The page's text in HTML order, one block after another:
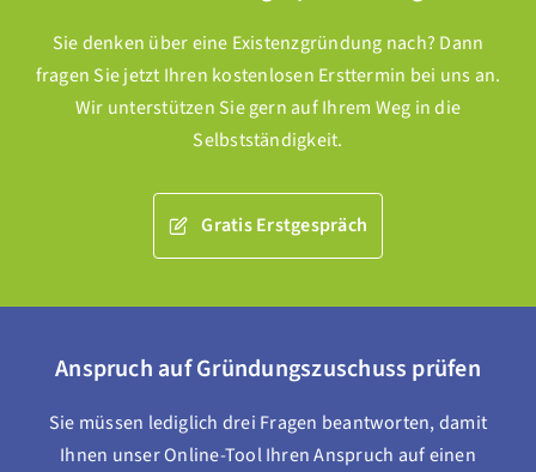
Sie denken über eine Existenzgründung nach? Dann
fragen Sie jetzt Ihren kostenlosen Ersttermin bei uns an.
Wir unterstützen Sie gern auf Ihrem Weg in die
Selbstständigkeit.
Gratis Erstgespräch
Anspruch auf Gründungszuschuss prüfen
Sie müssen lediglich drei Fragen beantworten, damit
Ihnen unser Online-Tool Ihren Anspruch auf einen